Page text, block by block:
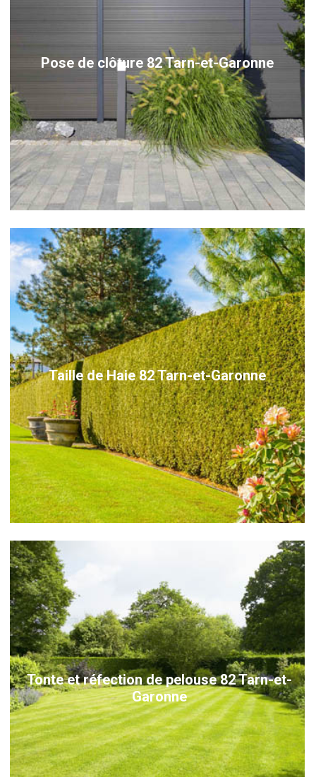
Pose de clôture 82 Tarn-et-Garonne
Taille de Haie 82 Tarn-et-Garonne
Tonte et réfection de pelouse 82 Tarn-et-
Garonne